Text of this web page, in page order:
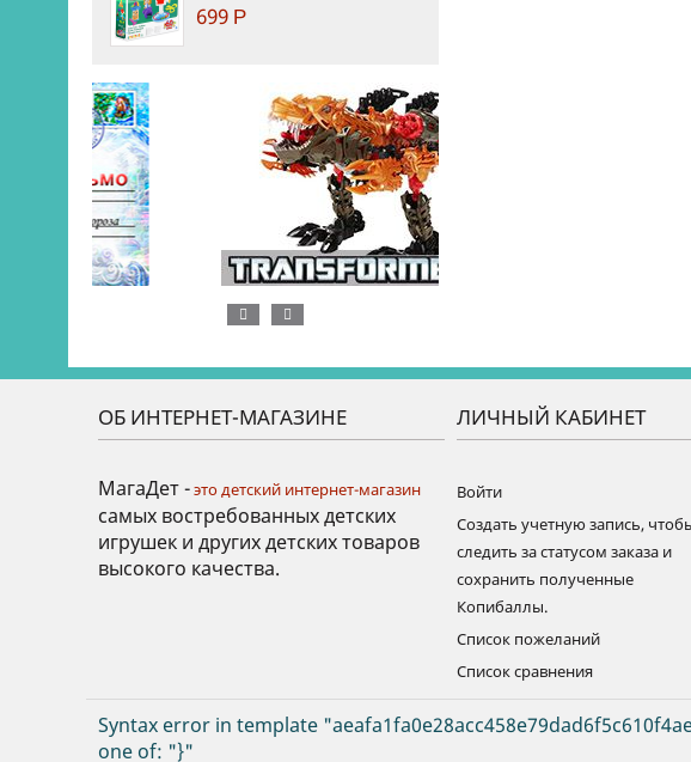
699 Р
ОБ ИНТЕРНЕТ-МАГАЗИНЕ
МагаДет -это детский интернет-магазин
самых востребованных детских
игрушек и других детских товаров
высокого качества.
ЛИЧНЫЙ КАБИНЕТ
Войти
Создать учетную запись,
следить за статусом заказа и
сохранить полученные
Копибаллы.
Список пожеланий
Список сравнения
Syntax error in template
one of: "}"